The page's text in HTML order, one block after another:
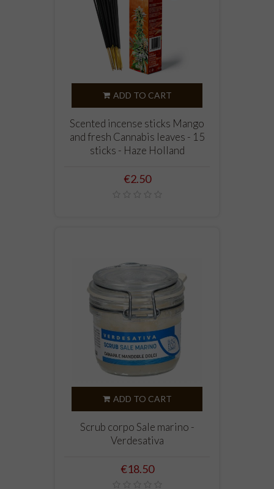
ADD TO CART
Scented incense sticks Mango
and fresh Cannabis leaves - 15
sticks - Haze Holland
Price
€2.50
ADD TO CART
Scrub corpo Sale marino -
Verdesativa
Price
€18.50